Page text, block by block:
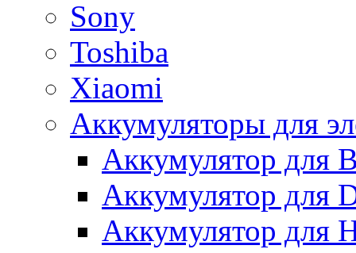
Sony
Toshiba
Xiaomi
Аккумуляторы для
Аккумулятор для
Аккумулятор для
Аккумулятор для